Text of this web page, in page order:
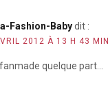
Fashion-Baby dit :
2012 À 13 H 43 MIN
quelque part…